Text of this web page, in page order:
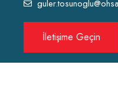
İletişime Geçin